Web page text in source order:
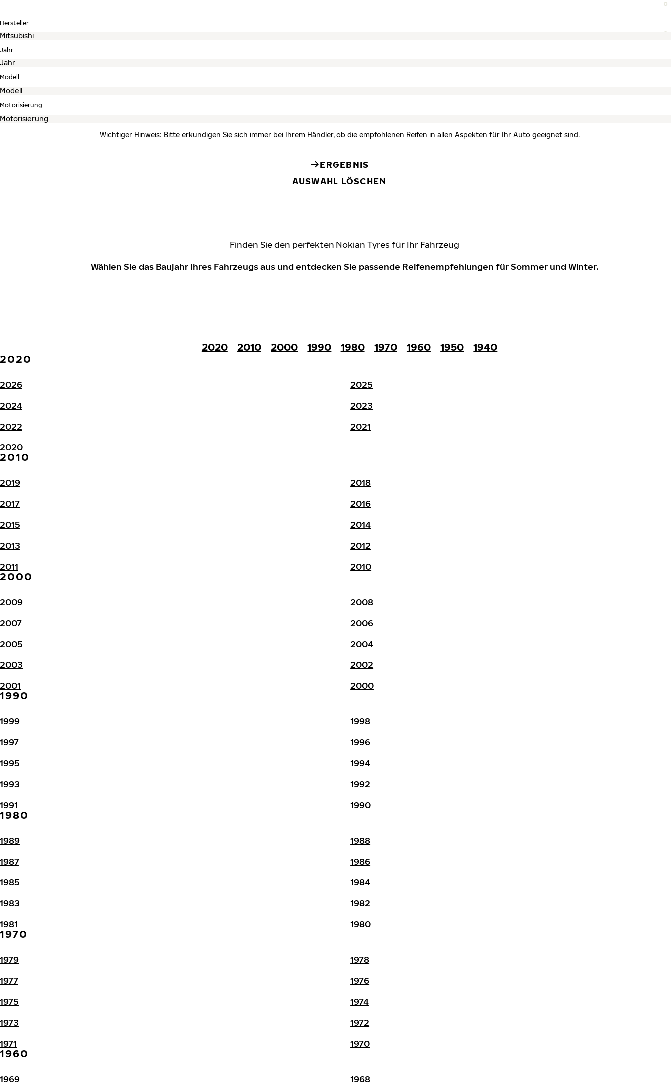
Hersteller
Jahr
Modell
Motorisierung
Wichtiger Hinweis: Bitte erkundigen Sie sich immer bei Ihrem Händler, ob die empfohlenen Reifen in allen Aspekten für Ihr Auto geeignet sind.
ERGEBNIS
AUSWAHL LÖSCHEN
Finden Sie den perfekten Nokian Tyres für Ihr Fahrzeug
Wählen Sie das Baujahr Ihres Fahrzeugs aus und entdecken Sie passende Reifenempfehlungen für Sommer und Winter.
2020 2010 2000 1990 1980 1970 1960 1950
1940
2020
2026
2025
2024
2023
2022
2021
2020
2010
2019
2018
2017
2016
2015
2014
2013
2012
2011
2010
2000
2009
2008
2007
2006
2005
2004
2003
2002
2001
2000
1990
1999
1998
1997
1996
1995
1994
1993
1992
1991
1990
1980
1989
1988
1987
1986
1985
1984
1983
1982
1981
1980
1970
1979
1978
1977
1976
1975
1974
1973
1972
1971
1970
1960
1969
1968